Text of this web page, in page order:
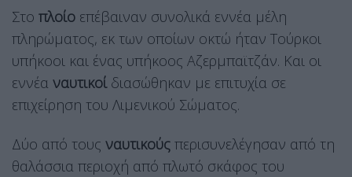
Στο πλοίο επέβαιναν συνολικά εννέα μέλη
πληρώματος, εκ των οποίων οκτώ ήταν Τούρκοι
υπήκοοι και ένας υπήκοος Αζερμπαϊτζάν. Και οι
εννέα ναυτικοί διασώθηκαν με επιτυχία σε
επιχείρηση του Λιμενικού Σώματος.
Δύο από τους ναυτικούς περισυνελέγησαν από τη
θαλάσσια περιοχή από πλωτό σκάφος του